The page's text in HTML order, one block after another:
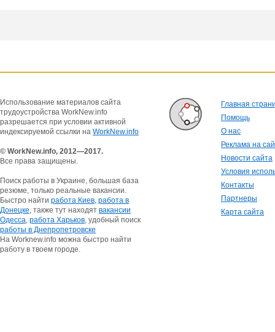
Использование материалов сайта
трудоустройства WorkNew.info
разрешается при условии активной
индексируемой ссылки на WorkNew.info
© WorkNew.info, 2012—2017.
Все права защищены.
Поиск работы в Украине, большая база
резюме, только реальные вакансии.
Быстро найти работа Киев, работа в
Донецке, также тут находят вакансии
Одесса, работа Харьков, удобный поиск
работы в Днепропетровске
На Worknew.info можна быстро найти
работу в твоем городе.
Главная
Помощь
О нас
Реклама на
Новости сайта
Условия
Контакты
Партнеры
Карта сайта